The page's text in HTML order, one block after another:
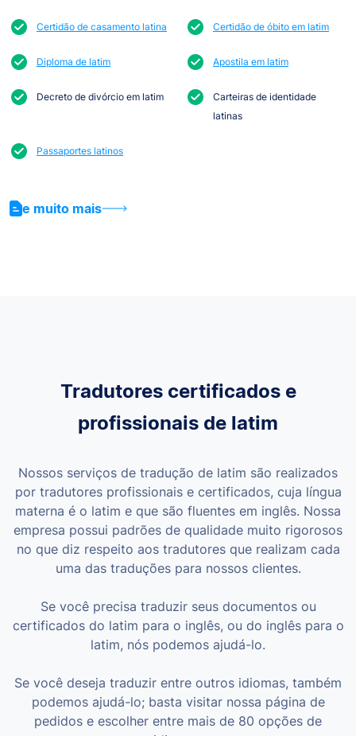
Certidão de casamento latina Certidão de óbito em latim
Diploma de latim Apostila em latim
Decreto de divórcio em latim
Carteiras de identidade
latinas
Passaportes latinos
e muito mais
Tradutores certificados e
profissionais de latim
Nossos serviços de tradução de latim são realizados
por tradutores profissionais e certificados, cuja língua
materna é o latim e que são fluentes em inglês. Nossa
empresa possui padrões de qualidade muito rigorosos
no que diz respeito aos tradutores que realizam cada
uma das traduções para nossos clientes.
Se você precisa traduzir seus documentos ou
certificados do latim para o inglês, ou do inglês para o
latim, nós podemos ajudá-lo.
Se você deseja traduzir entre outros idiomas, também
podemos ajudá-lo; basta visitar nossa página de
pedidos e escolher entre mais de 80 opções de